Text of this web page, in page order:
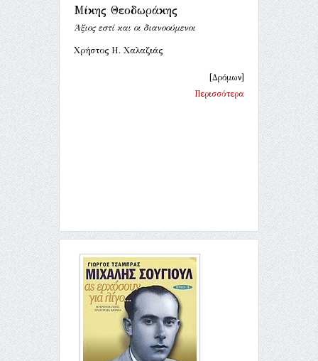
Μίκης Θεοδωράκης
Άξιος εστί και οι διανοούμενοι
Χρήστος Η. Χαλαζιάς
[Δρόμων]
Περισσότερα